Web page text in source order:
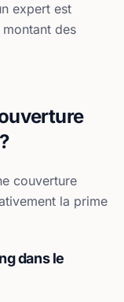
expert est
des
couverture
la prime
dans le